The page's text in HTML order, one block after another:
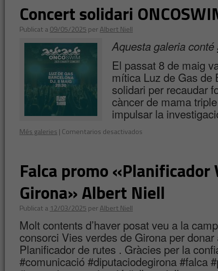
Concert solidari
Publicat a09/05/2025 perAlbert Niell
Aquesta galeria conté
El passat 8 de maig
mítica Luz de Gas de
solidari per recaudar
càncer de mama
impulsar la
Més galeries | Comentarios desactivados
Falca promo «Planificador
Girona» Albert Niell
Publicat a 12/03/2025 perAlbert Niell
Molt contents d’haver posat veu a la
consorci Vies verdes de Girona per
Planificador de rutes . Gràcies per la
#comunicació #diputaciodegirona #falca